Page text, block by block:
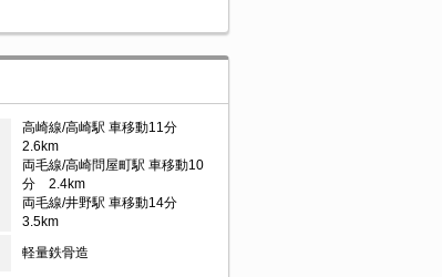
高崎線/高崎駅 車移動11分
2.6km
両毛線/高崎問屋町駅 車移動10
分 2.4km
両毛線/井野駅 車移動14分
3.5km
軽量鉄骨造